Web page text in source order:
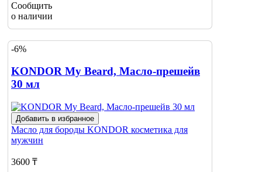
Сообщить
о наличии
-6%
KONDOR My Beard, Масло-прешейв
30 мл
Добавить в избранное
Масло для бороды KONDOR косметика для
мужчин
3600 ₸